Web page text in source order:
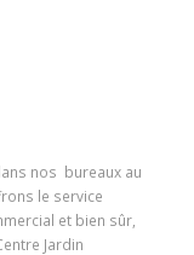
nos bureaux au
le service
et bien sûr,
Jardin